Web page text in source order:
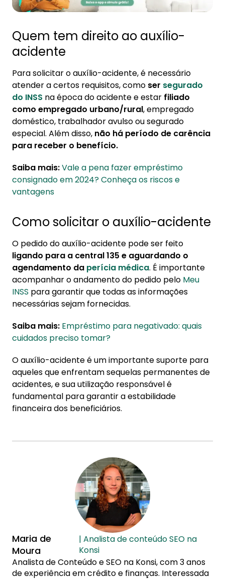
Quem tem direito ao auxílio-
acidente
Para solicitar o auxílio-acidente, é necessário
atender a certos requisitos, como ser segurado
do INSS na época do acidente e estar filiado
como empregado urbano/rural, empregado
doméstico, trabalhador avulso ou segurado
especial. Além disso, não há período de carência
para receber o benefício.
Saiba mais:Vale a pena fazer empréstimo
consignado em 2024? Conheça os riscos e
vantagens
Como solicitar o auxílio-acidente
O pedido do auxílio-acidente pode ser feito
ligando para a central 135 e aguardando o
agendamento da perícia médica. É importante
acompanhar o andamento do pedido pelo Meu
INSS para garantir que todas as informações
necessárias sejam fornecidas.
Saiba mais: Empréstimo para negativado: quais
cuidados preciso tomar?
O auxílio-acidente é um importante suporte para
aqueles que enfrentam sequelas permanentes de
acidentes, e sua utilização responsável é
fundamental para garantir a estabilidade
financeira dos beneficiários.
Maria de
Moura
| Analista de conteúdo SEO na
Konsi
Analista de Conteúdo e SEO na Konsi, com 3 anos
de experiência em crédito e finanças. Interessada